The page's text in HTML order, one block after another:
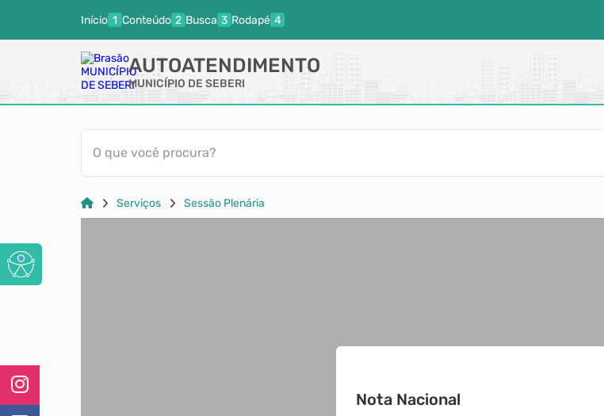
Início Conteúdo Busca Rodapé
AUTOATENDIMENTO
MUNICÍPIO DE SEBERI
O que você procura?
Serviços Sessão Plenária
Nota Nacional